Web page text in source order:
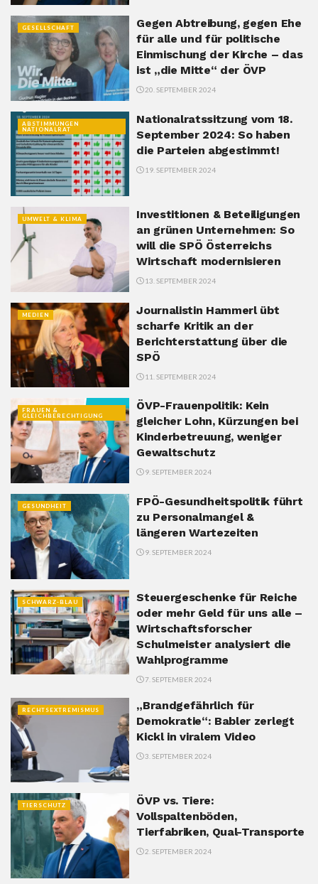
GESELLSCHAFT
Gegen Abtreibung, gegen Ehe
für alle und für politische
Einmischung der Kirche – das
ist „die Mitte“ der ÖVP
20. SEPTEMBER 2024
ABSTIMMUNGEN
NATIONALRAT
Nationalratssitzung vom 18.
September 2024: So haben
die Parteien abgestimmt!
19. SEPTEMBER 2024
UMWELT & KLIMA
Investitionen & Beteiligungen
an grünen Unternehmen: So
will die SPÖ Österreichs
Wirtschaft modernisieren
13. SEPTEMBER 2024
MEDIEN
Journalistin Hammerl übt
scharfe Kritik an der
Berichterstattung über die
SPÖ
11. SEPTEMBER 2024
FRAUEN &
GLEICHBERECHTIGUNG
ÖVP-Frauenpolitik: Kein
gleicher Lohn, Kürzungen bei
Kinderbetreuung, weniger
Gewaltschutz
9. SEPTEMBER 2024
GESUNDHEIT
FPÖ-Gesundheitspolitik führt
zu Personalmangel &
längeren Wartezeiten
9. SEPTEMBER 2024
SCHWARZ-BLAU
Steuergeschenke für Reiche
oder mehr Geld für uns alle –
Wirtschaftsforscher
Schulmeister analysiert die
Wahlprogramme
7. SEPTEMBER 2024
RECHTSEXTREMISMUS
„Brandgefährlich für
Demokratie“: Babler zerlegt
Kickl in viralem Video
3. SEPTEMBER 2024
TIERSCHUTZ
ÖVP vs. Tiere:
Vollspaltenböden,
Tierfabriken, Qual-Transporte
2. SEPTEMBER 2024